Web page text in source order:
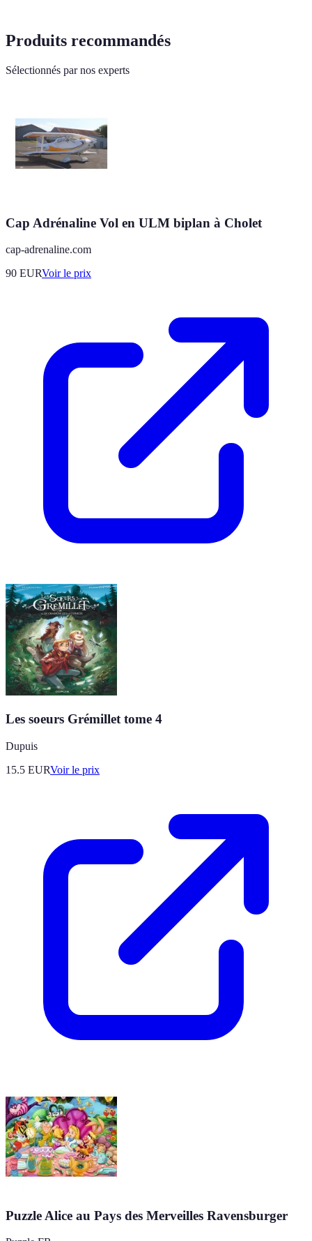
Produits recommandés
Sélectionnés par nos experts
Cap Adrénaline Vol en ULM biplan à Cholet
cap-adrenaline.com
90 EURVoir le prix
Les soeurs Grémillet tome 4
Dupuis
15.5 EURVoir le prix
Puzzle Alice au Pays des Merveilles Ravensburger